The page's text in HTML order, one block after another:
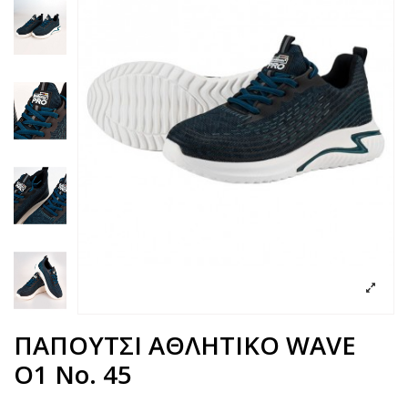
ΠΑΠΟΥΤΣΙ ΑΘΛΗΤΙΚΟ WAVE
O1 No. 45